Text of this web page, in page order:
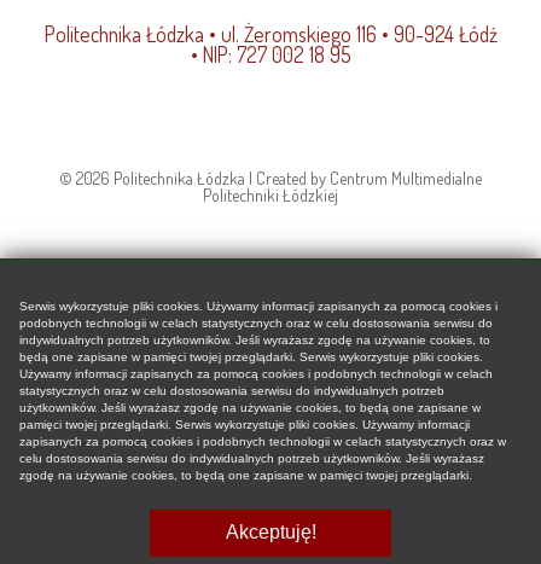
jak
uchronić
Politechnika Łódzka • ul. Żeromskiego 116 • 90-924 Łódź
• NIP: 727 002 18 95
© 2026 Politechnika Łódzka | Created by Centrum Multimedialne
Politechniki Łódzkiej
Serwis wykorzystuje pliki cookies. Używamy informacji zapisanych za pomocą cookies i
podobnych technologii w celach statystycznych oraz w celu dostosowania serwisu do
indywidualnych potrzeb użytkowników. Jeśli wyrażasz zgodę na używanie cookies, to
będą one zapisane w pamięci twojej przeglądarki. Serwis wykorzystuje pliki cookies.
Używamy informacji zapisanych za pomocą cookies i podobnych technologii w celach
statystycznych oraz w celu dostosowania serwisu do indywidualnych potrzeb
użytkowników. Jeśli wyrażasz zgodę na używanie cookies, to będą one zapisane w
pamięci twojej przeglądarki. Serwis wykorzystuje pliki cookies. Używamy informacji
zapisanych za pomocą cookies i podobnych technologii w celach statystycznych oraz w
celu dostosowania serwisu do indywidualnych potrzeb użytkowników. Jeśli wyrażasz
zgodę na używanie cookies, to będą one zapisane w pamięci twojej przeglądarki.
Akceptuję!